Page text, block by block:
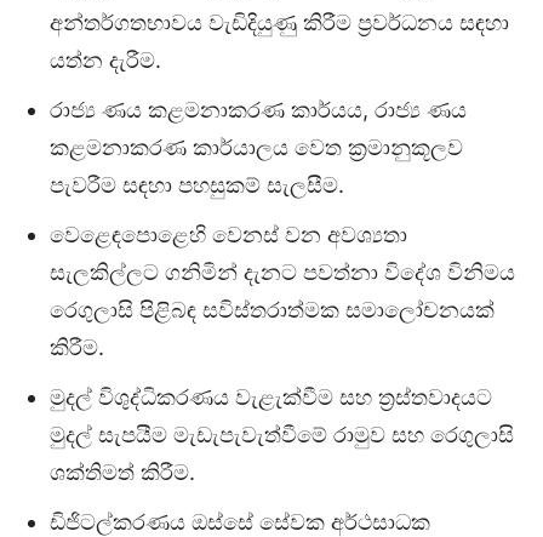
අන්තර්ගතභාවය වැඩිදියුණු කිරීම ප්‍රවර්ධනය සඳහා
යත්න දැරීම.
රාජ්‍ය ණය කළමනාකරණ කාර්යය, රාජ්‍ය ණය
කළමනාකරණ කාර්යාලය වෙත ක්‍රමානුකූලව
පැවරීම සඳහා පහසුකම් සැලසීම.
වෙළෙඳපොළෙහි වෙනස් වන අවශ්‍යතා
සැලකිල්ලට ගනිමින් දැනට පවත්නා විදේශ විනිමය
රෙගුලාසි පිළිබඳ සවිස්තරාත්මක සමාලෝචනයක්
කිරීම.
මුදල් විශුද්ධිකරණය වැළැක්වීම සහ ත්‍රස්තවාදයට
මුදල් සැපයීම මැඩැපැවැත්වීමේ රාමුව සහ රෙගුලාසි
ශක්තිමත් කිරීම.
ඩිජිටල්කරණය ඔස්සේ සේවක අර්ථසාධක